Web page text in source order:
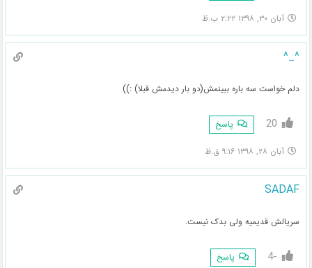
آبان ۳۰, ۱۳۹۸ ۲:۲۲ ب.ظ
^_^
دلم خواست سه باره ببینمش(دو بار دیدمش قبلا) :))
20 پاسخ
آبان ۲۸, ۱۳۹۸ ۹:۱۶ ق.ظ
SADAF
سریالش قدیمیه ولی بدک نیست.
-4 پاسخ